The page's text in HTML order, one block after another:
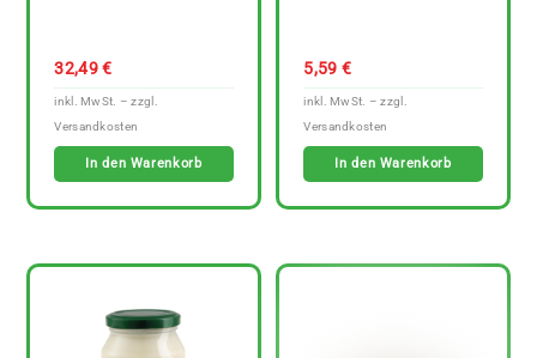
32,49€
In den Warenkorb
5,59 €
In den Warenkorb